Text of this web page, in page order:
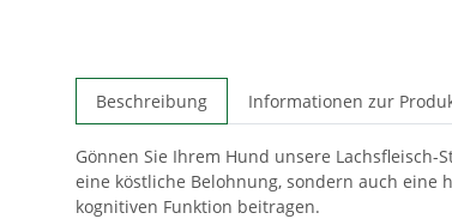
Beschreibung Informationen zur
Gönnen Sie Ihrem Hund unsere
eine köstliche Belohnung, sondern auch eine
kognitiven Funktion beitragen.